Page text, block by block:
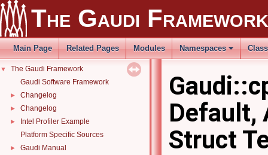
The Gaudi Framework
Main Page Related Pages Modules Namespaces
▼
The Gaudi Framework
Gaudi Software Framework
► Changelog
► Changelog
►
Intel Profiler Example
Platform Specific Sources
► Gaudi Manual
Default,
Struct